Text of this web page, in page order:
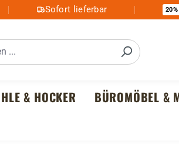
Sofort lieferbar 20%
& HOCKER BÜROMÖBEL &